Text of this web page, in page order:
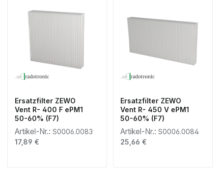
Ersatzfilter ZEWO
Vent R- 400 F ePM1
50-60% (F7)
Artikel-Nr.: S0006.0083
Regulärer Preis:
17,89 €
Ersatzfilter ZEWO
Vent R- 450 V ePM1
50-60% (F7)
Artikel-Nr.: S0006.0084
Regulärer Preis:
25,66 €